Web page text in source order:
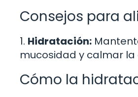
Consejos para
1. Hidratación:
mucosidad y calmar
Cómo la